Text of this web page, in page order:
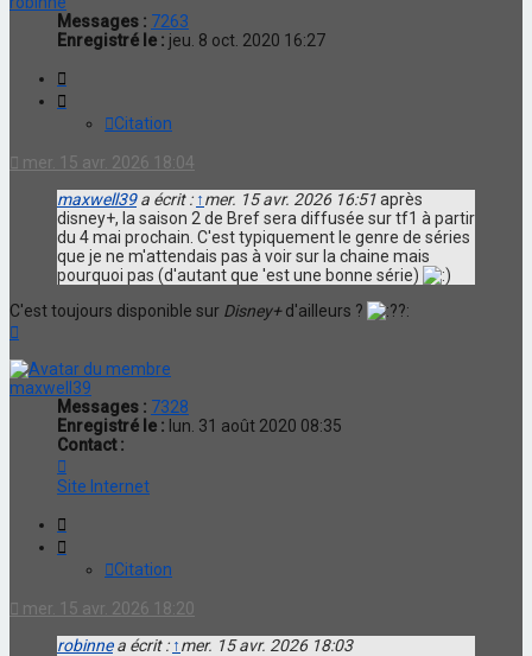
Messages : 7263
Enregistré le : jeu. 8 oct. 2020 16:27
Citation
mer. 15 avr. 2026 18:04
maxwell39a écrit : ↑mer. 15 avr. 2026 16:51après
disney+, la saison 2 de Bref sera diffusée sur tf1 à partir
du 4 mai prochain. C'est typiquement le genre de séries
que je ne m'attendais pas à voir sur la chaine mais
pourquoi pas (d'autant que 'est une bonne série)
C'est toujours disponible sur Disney+d'ailleurs ?
maxwell39
Messages : 7328
Enregistré le : lun. 31 août 2020 08:35
Contact :
maxwell39
Site Internet
Citation
mer. 15 avr. 2026 18:20
robinnea écrit : ↑mer. 15 avr. 2026 18:03